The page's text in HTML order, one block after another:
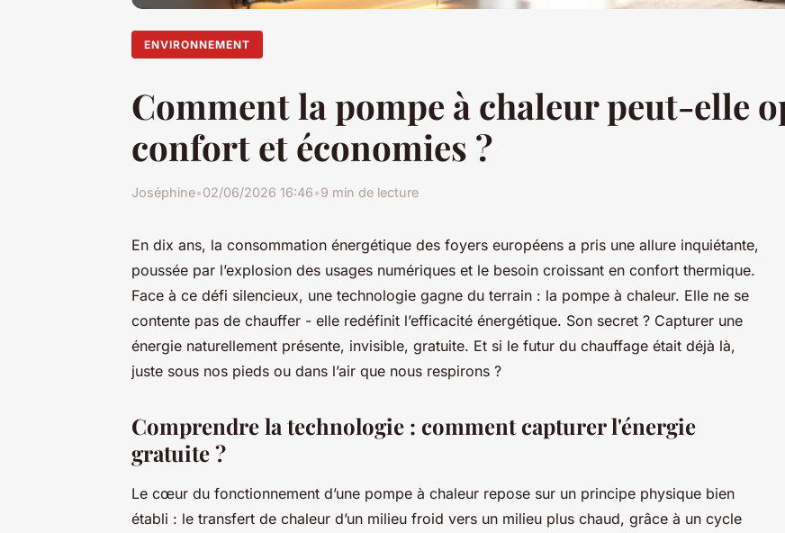
ENVIRONNEMENT
Comment la pompe à chaleur peut-elle
confort et économies ?
Joséphine•02/06/2026 16:46•9 min de lecture
En dix ans, la consommation énergétique des foyers européens a pris une allure inquiétante,
poussée par l’explosion des usages numériques et le besoin croissant en confort thermique.
Face à ce défi silencieux, une technologie gagne du terrain : la pompe à chaleur. Elle ne se
contente pas de chauffer - elle redéfinit l’efficacité énergétique. Son secret ? Capturer une
énergie naturellement présente, invisible, gratuite. Et si le futur du chauffage était déjà là,
juste sous nos pieds ou dans l’air que nous respirons ?
Comprendre la technologie : comment capturer l'énergie
gratuite ?
Le cœur du fonctionnement d’une pompe à chaleur repose sur un principe physique bien
établi : le transfert de chaleur d’un milieu froid vers un milieu plus chaud, grâce à un cycle